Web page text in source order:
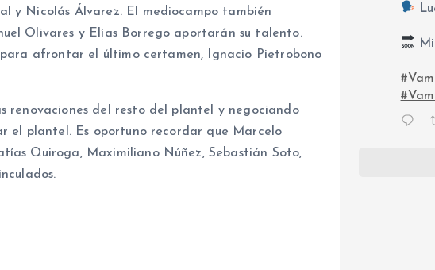
y Nicolás Álvarez. El mediocampo también
Olivares y Elías Borrego aportarán su talento.
afrontar el último certamen, Ignacio Pietrobono
renovaciones del resto del plantel y negociando
el plantel. Es oportuno recordar que Marcelo
Quiroga, Maximiliano Núñez, Sebastián Soto,